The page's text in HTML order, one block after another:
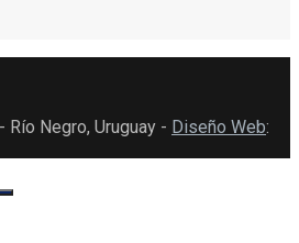
Negro, Uruguay - Diseño Web: